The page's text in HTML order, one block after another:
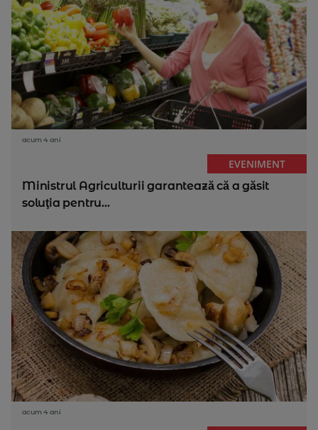
acum 4 ani
EVENIMENT
Ministrul Agriculturii garantează că a găsit
soluţia pentru...
acum 4 ani